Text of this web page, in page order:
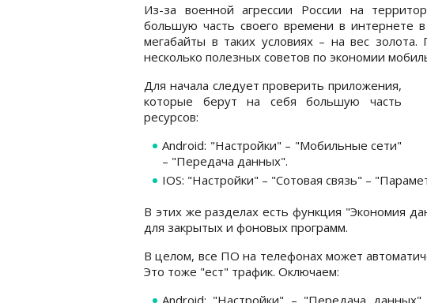
Из-за военной агрессии России на
большую часть своего времени в интернете
мегабайты в таких условиях – на вес
несколько полезных советов по экономии
Для начала следует проверить приложения,
которые берут на себя большую часть
ресурсов:
Android: "Настройки" – "Мобильные сети"
– "Передача данных".
IOS: "Настройки" – "Сотовая связь" –
В этих же разделах есть функция "Экономия
для закрытых и фоновых программ.
В целом, все ПО на телефонах может
Это тоже "ест" трафик. Оключаем:
Android: "Настройки" – "Передача